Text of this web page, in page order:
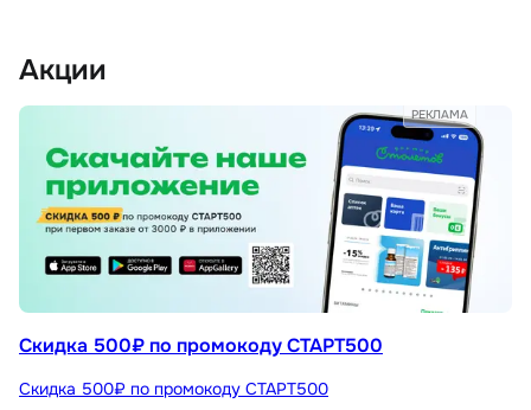
Акции
Скидка 500₽ по промокоду СТАРТ500
Скидка 500₽ по промокоду СТАРТ500
РЕКЛАМА